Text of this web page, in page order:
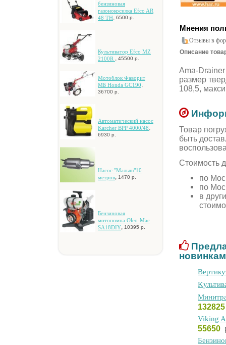
бензиновая
газонокосилка Efco AR
48 TH, 6500 р.
Культиватор Efco MZ
2100R
45500 р.
Мотоблок Фаворит
МБ Honda GC190,
36700 р.
Aвтoмaтичecкий нacoc
Karcher BPP 4000/48,
6930 р.
Hacoc "Maлыш"10
мeтpoв, 1470 р.
Бeнзинoвaя
мoтoпoмпa Oleo-Mac
SA18DIY, 10395 р.
Мнения
Отзывы в
Описание
Ama-
paзмep
108,5,
Товар
быть
Стоимость
по
по
в
Viking
55650